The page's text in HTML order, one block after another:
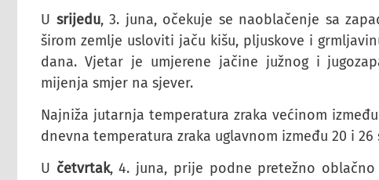
U srijedu, 3. juna, očekuje se naoblačenje sa
širom zemlje usloviti jaču kišu, pljuskove i
dana. Vjetar je umjerene jačine južnog i
mijenja smjer na sjever.
Najniža jutarnja temperatura zraka većinom
dnevna temperatura zraka uglavnom između 20 i 26
U četvrtak, 4. juna, prije podne pretežno